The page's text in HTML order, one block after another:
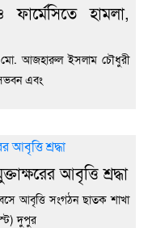
হামলা,
মো. আজহারুল ইসলাম চৌধুরী
এবং
আবৃত্তি শ্রদ্ধা
আবৃত্তি সংগঠন ছাতক শাখা
দুপুর